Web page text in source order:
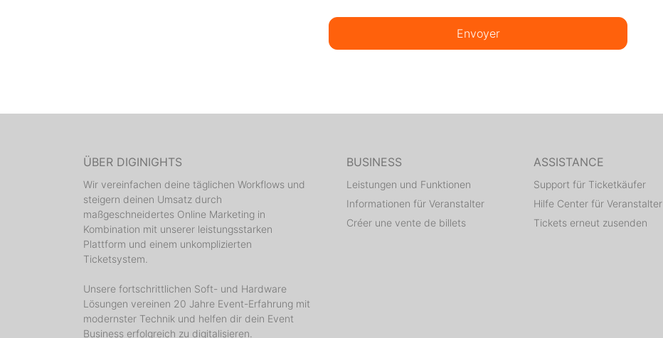
Envoyer
ÜBER DIGINIGHTS
Wir vereinfachen deine täglichen Workflows und
steigern deinen Umsatz durch
maßgeschneidertes Online Marketing in
Kombination mit unserer leistungsstarken
Plattform und einem unkomplizierten
Ticketsystem.
Unsere fortschrittlichen Soft- und Hardware
Lösungen vereinen 20 Jahre Event-Erfahrung mit
modernster Technik und helfen dir dein Event
Business erfolgreich zu digitalisieren.
BUSINESS
Leistungen und Funktionen
Informationen für Veranstalter
Créer une vente de billets
ASSISTANCE
Support für Ticketkäufer
Hilfe Center für Veranstalter
Tickets erneut zusenden